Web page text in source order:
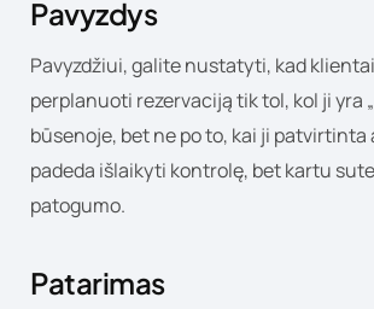
Pavyzdys
Pavyzdžiui, galite nustatyti, kad
perplanuoti rezervaciją tik tol, kol ji yra
būsenoje, bet ne po to, kai ji patvirtinta
padeda išlaikyti kontrolę, bet kartu
patogumo.
Patarimas